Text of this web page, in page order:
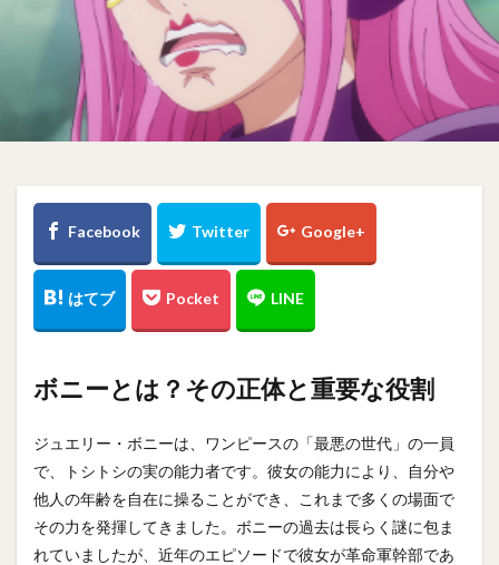
ボニーとは？その正体と重要な役割
ジュエリー・ボニーは、ワンピースの「最悪の世代」の一員
で、トシトシの実の能力者です。彼女の能力により、自分や
他人の年齢を自在に操ることができ、これまで多くの場面で
その力を発揮してきました。ボニーの過去は長らく謎に包ま
れていましたが、近年のエピソードで彼女が革命軍幹部であ